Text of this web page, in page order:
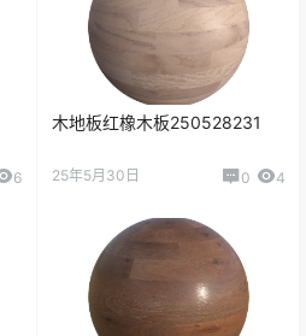
6
木地板红橡木板250528231
25年5月30日 0 4